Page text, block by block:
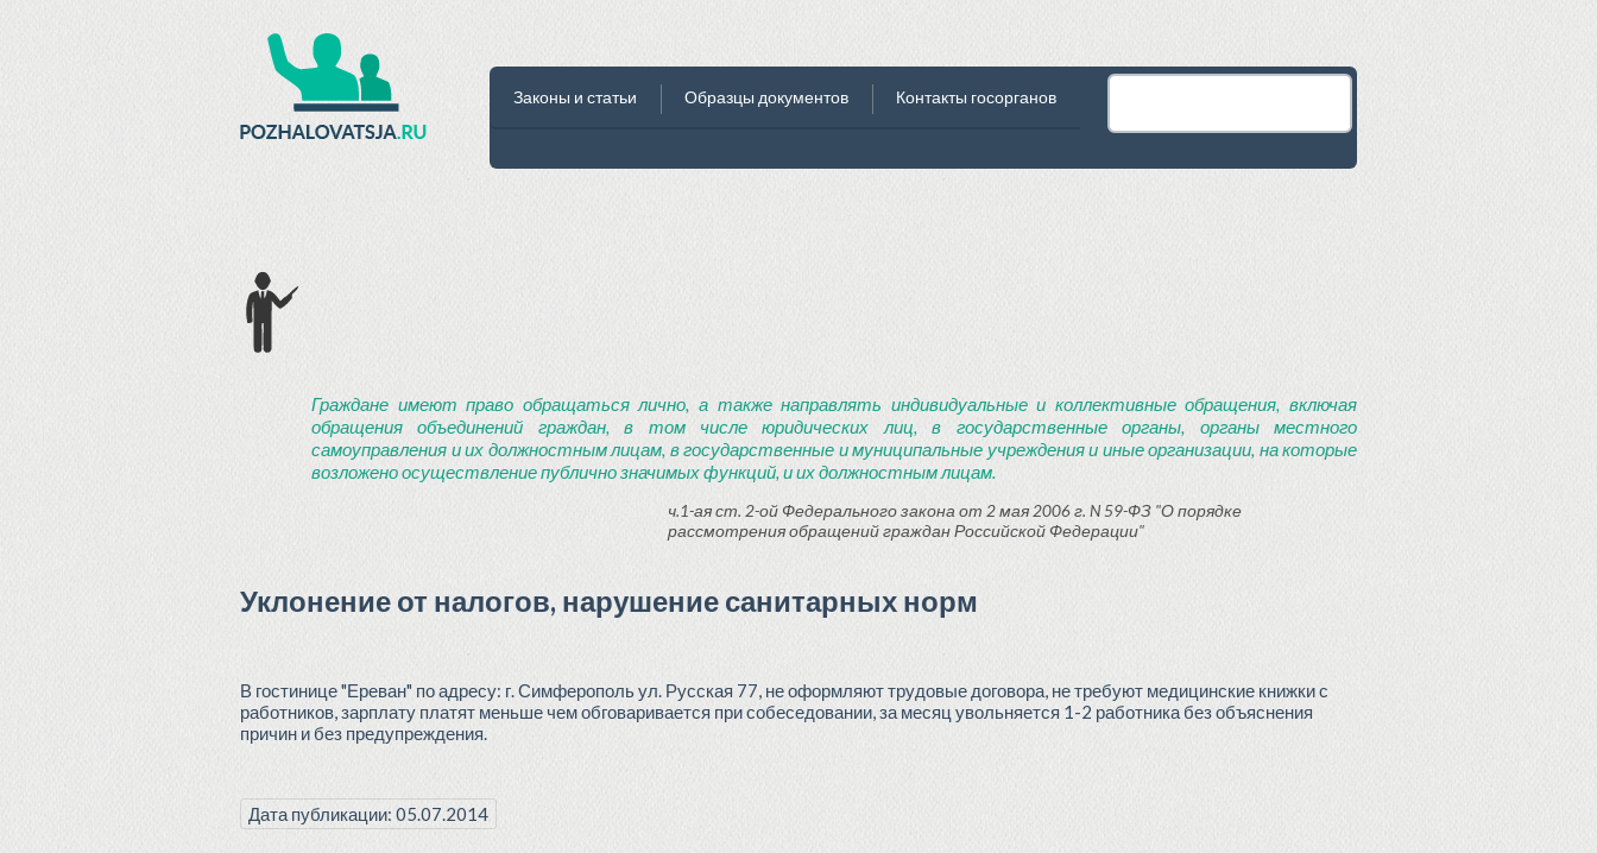
Законы и статьи Образцы документов Контакты госорганов
Граждане имеют право обращаться лично, а также направлять индивидуальные и коллективные обращения, включая
обращения объединений граждан, в том числе юридических лиц, в государственные органы, органы местного
самоуправления и их должностным лицам, в государственные и муниципальные учреждения и иные организации, на которые
возложено осуществление публично значимых функций, и их должностным лицам.
ч.1-ая ст. 2-ой Федерального закона от 2 мая 2006 г. N 59-ФЗ "О порядке
рассмотрения обращений граждан Российской Федерации"
Уклонение от налогов, нарушение санитарных норм
В гостинице "Ереван" по адресу: г. Симферополь ул. Русская 77, не оформляют трудовые договора, не требуют медицинские книжки с
работников, зарплату платят меньше чем обговаривается при собеседовании, за месяц увольняется 1-2 работника без объяснения
причин и без предупреждения.
Дата публикации: 05.07.2014